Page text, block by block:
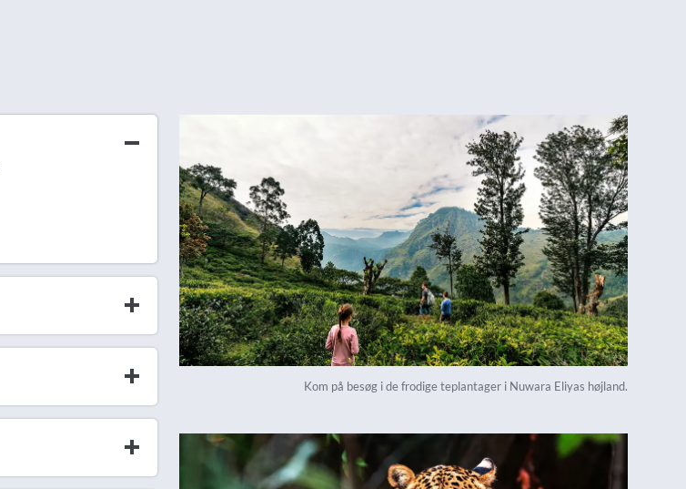
Kom på besøg i de frodige teplantager i Nuwara Eliyas højland.